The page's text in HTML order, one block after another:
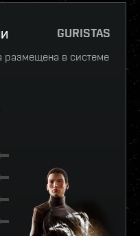
размещена в системе
ОТЧЁТ
GURISTAS